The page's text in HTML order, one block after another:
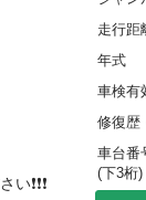
❗️❗️❗️
走行距
年式
車検有
修復歴
車台番
(下3桁)